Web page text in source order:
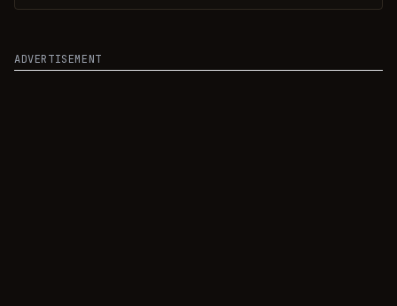
zu einem perfekten Begleiter für sommerliche Abende. Genießen Sie
ADVERTISEMENT